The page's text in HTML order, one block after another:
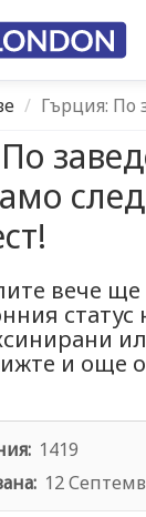
Гърция: По
вече
статус
и още
1419
12